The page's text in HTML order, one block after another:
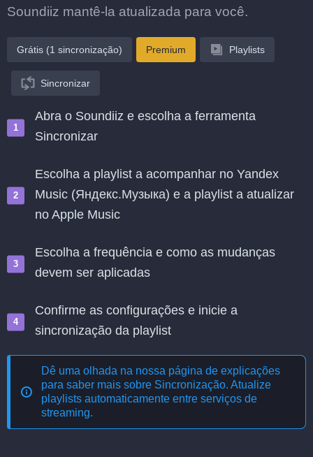
Soundiiz mantê-la atualizada para você.
Grátis (1 sincronização) Premium Playlists
Sincronizar
Abra o Soundiiz e escolha a ferramenta
Sincronizar
Escolha a playlist a acompanhar no Yandex
Music (Яндекс.Музыка) e a playlist a atualizar
no Apple Music
Escolha a frequência e como as mudanças
devem ser aplicadas
Confirme as configurações e inicie a
sincronização da playlist
Dê uma olhada na nossa página de explicações
para saber mais sobre Sincronização. Atualize
playlists automaticamente entre serviços de
streaming.